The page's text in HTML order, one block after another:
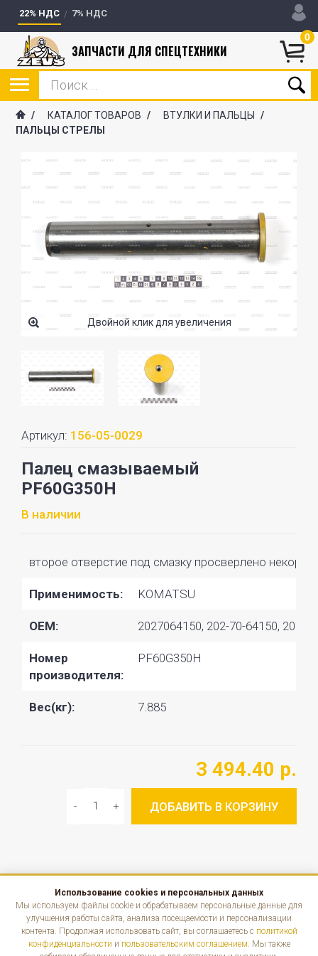
22% НДС 7% НДС
0
ЗАПЧАСТИ ДЛЯ СПЕЦТЕХНИКИ
/ КАТАЛОГ ТОВАРОВ / ВТУЛКИ И ПАЛЬЦЫ
/
ПАЛЬЦЫ СТРЕЛЫ
Двойной клик для увеличения
Артикул: 156-05-0029
Палец смазываемый
PF60G350H
В наличии
второе отверстие под смазку просверлено
Применимость: KOMATSU
OEM: 2027064150, 202-70-64150,
Номер
производителя:
PF60G350H
Вес(кг): 7.885
3 494.40 р.
ДОБАВИТЬ В КОРЗИНУ
КАТАЛОГ
ИНФОРМАЦИЯ
Использование cookies и персональных данных
Мы используем файлы cookie и обрабатываем персональные данные для
улучшения работы сайта, анализа посещаемости и персонализации
контента. Продолжая использовать сайт, вы соглашаетесь с политикой
конфиденциальности и пользовательским соглашением. Мы также